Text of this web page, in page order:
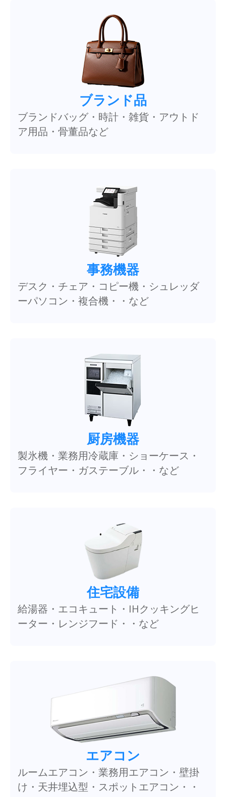
ブランド品
ブランドバッグ・時計・雑貨・アウトド
ア用品・骨董品など
事務機器
デスク・チェア・コピー機・シュレッダ
ーパソコン・複合機・・など
厨房機器
製氷機・業務用冷蔵庫・ショーケース・
フライヤー・ガステーブル・・など
住宅設備
給湯器・エコキュート・IHクッキングヒ
ーター・レンジフード・・など
エアコン
ルームエアコン・業務用エアコン・壁掛
け・天井埋込型・スポットエアコン・・